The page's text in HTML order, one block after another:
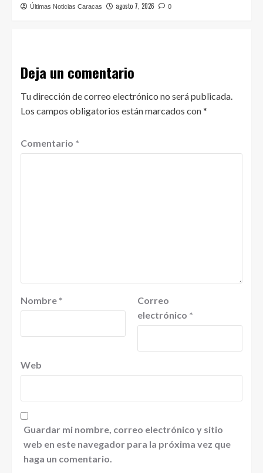
Últimas Noticias Caracas agosto 7, 2026 0
Deja un comentario
Tu dirección de correo electrónico no será publicada.
Los campos obligatorios están marcados con*
Comentario *
Nombre *
Correo
electrónico *
Web
Guardar mi nombre, correo electrónico y sitio
web en este navegador para la próxima vez que
haga un comentario.